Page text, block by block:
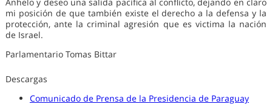
Anhelo y deseo una salida pacífica al conflicto, dejando en claro
mi posición de que también existe el derecho a la defensa y la
protección, ante la criminal agresión que es victima la nación
de Israel.
Parlamentario Tomas Bittar
Descargas
Comunicado de Prensa de la Presidencia de Paraguay